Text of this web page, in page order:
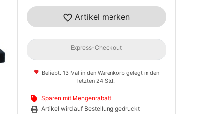
Artikel merken
Express-Checkout
Beliebt. 13 Mal in den Warenkorb gelegt in den
letzten 24 Std.
Sparen mit Mengenrabatt
Artikel wird auf Bestellung gedruckt